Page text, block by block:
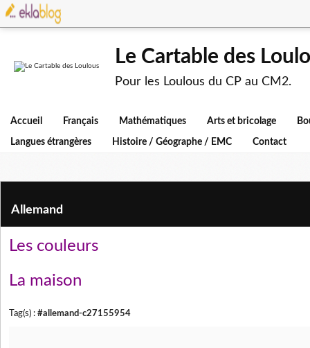
Le Cartable des
Pour les Loulous du CP au CM2.
Accueil Français Mathématiques Arts et bricolage
Langues étrangères Histoire / Géographe / EMC Contact
Allemand
Les couleurs
La maison
Tag(s) : #allemand-c27155954